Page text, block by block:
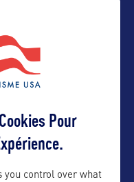
Pour
you control over what